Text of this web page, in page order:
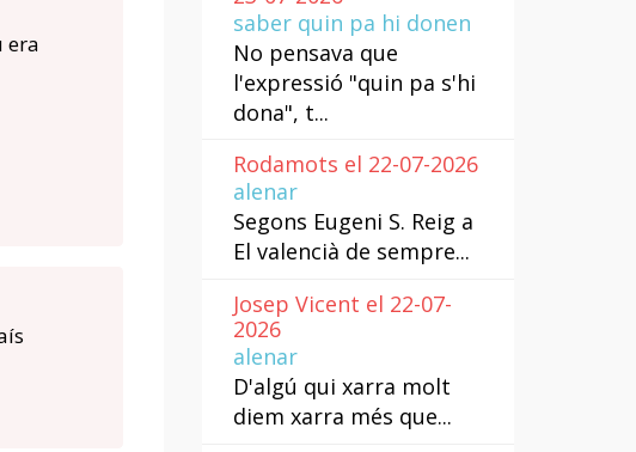
era
saber quin pa hi donen
No pensava que
l'expressió "quin pa s'hi
dona", t...
Rodamots el 22-07-2026
alenar
Segons Eugeni S. Reig a
El valencià de sempre...
Josep Vicent el 22-07-
2026
alenar
D'algú qui xarra molt
diem xarra més que...